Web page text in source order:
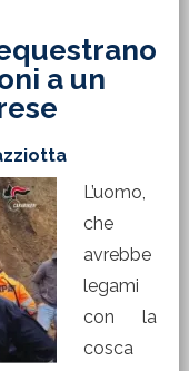
a un
L’uomo,
che
avrebbe
legami
con la
cosca